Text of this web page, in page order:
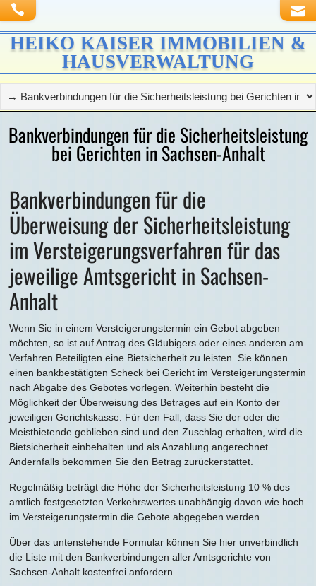
HEIKO KAISER IMMOBILIEN &
HAUSVERWALTUNG
Bankverbindungen für die Sicherheitsleistung
bei Gerichten in Sachsen-Anhalt
Bankverbindungen für die
Überweisung der Sicherheitsleistung
im Versteigerungsverfahren für das
jeweilige Amtsgericht in Sachsen-
Anhalt
Wenn Sie in einem Versteigerungstermin ein Gebot abgeben
möchten, so ist auf Antrag des Gläubigers oder eines anderen am
Verfahren Beteiligten eine Bietsicherheit zu leisten. Sie können
einen bankbestätigten Scheck bei Gericht im Versteigerungstermin
nach Abgabe des Gebotes vorlegen. Weiterhin besteht die
Möglichkeit der Überweisung des Betrages auf ein Konto der
jeweiligen Gerichtskasse. Für den Fall, dass Sie der oder die
Meistbietende geblieben sind und den Zuschlag erhalten, wird die
Bietsicherheit einbehalten und als Anzahlung angerechnet.
Andernfalls bekommen Sie den Betrag zurückerstattet.
Regelmäßig beträgt die Höhe der Sicherheitsleistung 10 % des
amtlich festgesetzten Verkehrswertes unabhängig davon wie hoch
im Versteigerungstermin die Gebote abgegeben werden.
Über das untenstehende Formular können Sie hier unverbindlich
die Liste mit den Bankverbindungen aller Amtsgerichte von
Sachsen-Anhalt kostenfrei anfordern.